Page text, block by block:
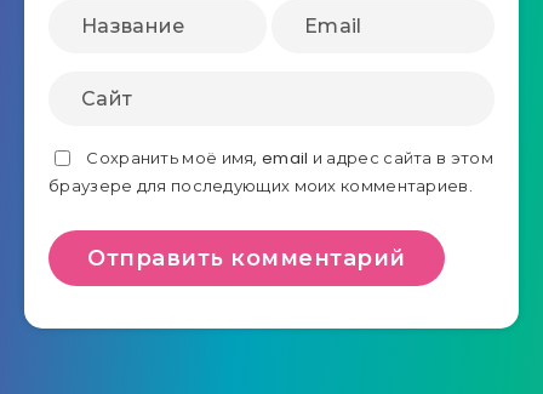
Сохранить моё имя, email и адрес сайта в этом
браузере для последующих моих комментариев.